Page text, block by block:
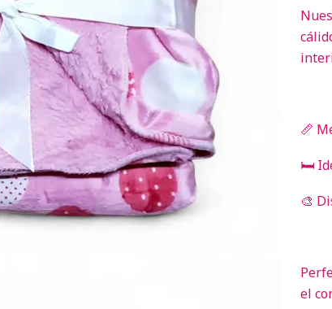
📏
🛏️
🎨
el